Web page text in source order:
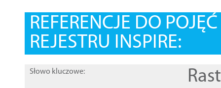
REFERENCJE DO
REJESTRU INSPIRE:
Słowo kluczowe: